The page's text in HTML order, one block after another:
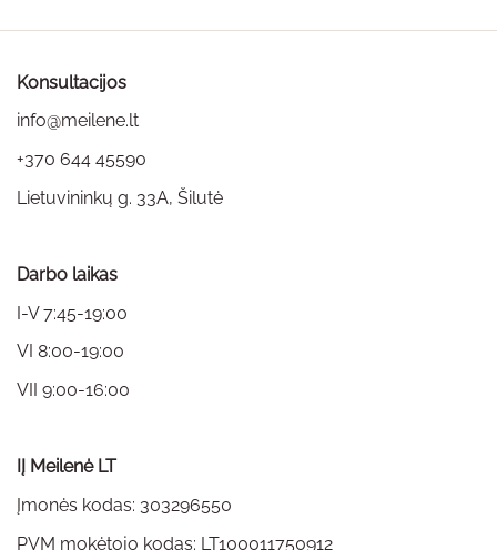
Konsultacijos
info@meilene.lt
+370 644 45590
Lietuvininkų g. 33A, Šilutė
Darbo laikas
I-V 7:45-19:00
VI 8:00-19:00
VII 9:00-16:00
IĮ Meilenė LT
Įmonės kodas: 303296550
PVM mokėtojo kodas: LT100011750912